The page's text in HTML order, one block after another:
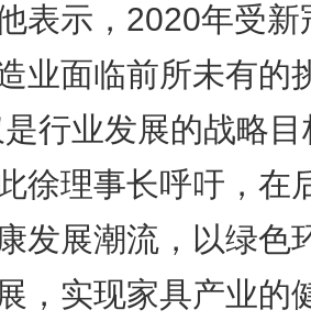
表示，2020年受
业面临前所未有的
是行业发展的战略
徐理事长呼吁，在
发展潮流，以绿色
，实现家具产业的